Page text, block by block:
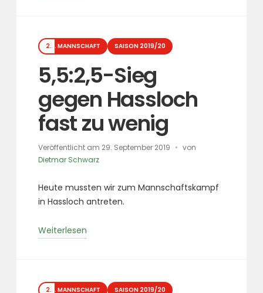
Kategorien
2. MANNSCHAFT SAISON 2019/20
5,5:2,5-Sieg
gegen Hassloch
fast zu wenig
Veröffentlicht am 29. September 2019
von
Dietmar Schwarz
Heute mussten wir zum Mannschaftskampf
in Hassloch antreten.
Weiterlesen
fast
Kategorien
2. MANNSCHAFT SAISON 2019/20